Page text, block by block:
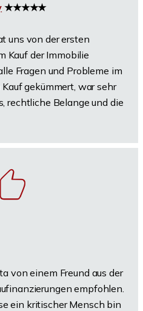
★★★★★
uns von der ersten
Kauf der Immobilie
Fragen und Probleme im
gekümmert, war sehr
rechtliche Belange und die
von einem Freund aus der
empfohlen.
ein kritischer Mensch bin